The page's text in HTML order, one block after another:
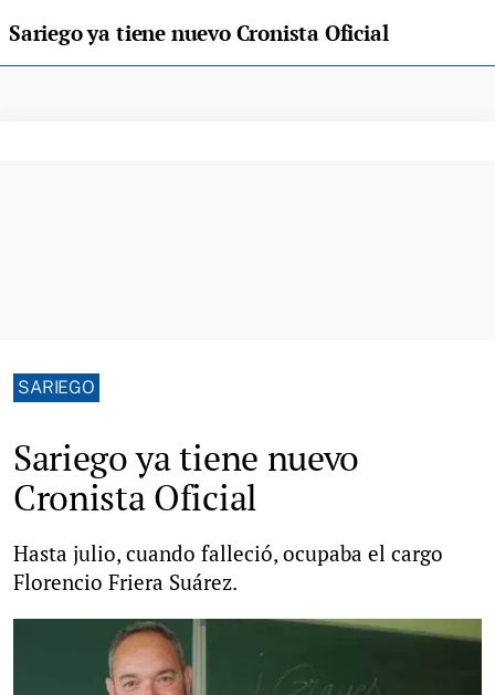
Sariego ya tiene nuevo Cronista Oficial
SARIEGO
Sariego ya tiene nuevo
Cronista Oficial
Hasta julio, cuando falleció, ocupaba el cargo
Florencio Friera Suárez.